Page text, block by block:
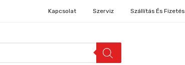
Kapcsolat Szerviz Szállítás És Fizetés